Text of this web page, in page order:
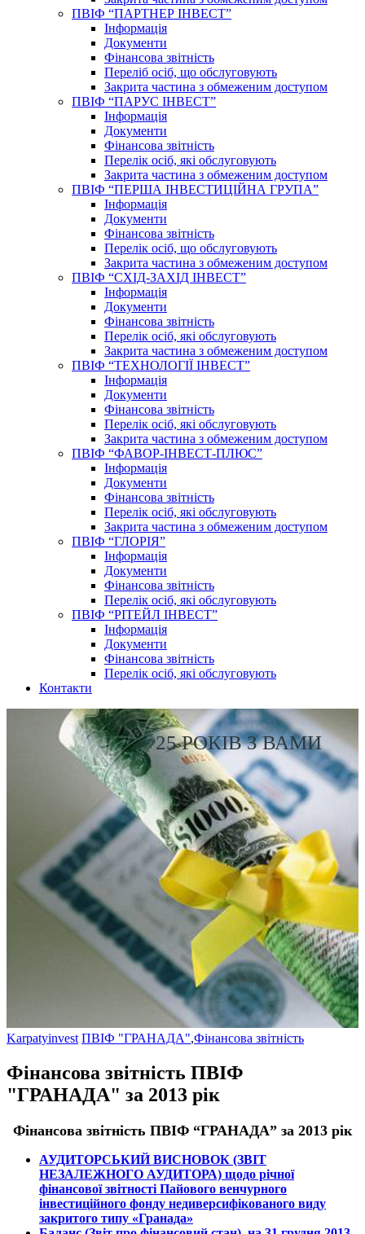
ПВІФ “ПАРТНЕР ІНВЕСТ”
Інформація
Документи
Фінансова звітність
Переліб осіб, що обслуговують
Закрита частина з обмеженим доступом
ПВІФ “ПАРУС ІНВЕСТ”
Інформація
Документи
Фінансова звітність
Перелік осіб, які обслуговують
Закрита частина з обмеженим доступом
ПВІФ “ПЕРША ІНВЕСТИЦІЙНА ГРУПА”
Інформація
Документи
Фінансова звітність
Перелік осіб, що обслуговують
Закрита частина з обмеженим доступом
ПВІФ “СХІД-ЗАХІД ІНВЕСТ”
Інформація
Документи
Фінансова звітність
Перелік осіб, які обслуговують
Закрита частина з обмеженим доступом
ПВІФ “ТЕХНОЛОГІЇ ІНВЕСТ”
Інформація
Документи
Фінансова звітність
Перелік осіб, які обслуговують
Закрита частина з обмеженим доступом
ПВІФ “ФАВОР-ІНВЕСТ-ПЛЮС”
Інформація
Документи
Фінансова звітність
Перелік осіб, які обслуговують
Закрита частина з обмеженим доступом
ПВІФ “ГЛОРІЯ”
Інформація
Документи
Фінансова звітність
Перелік осіб, які обслуговують
ПВІФ “РІТЕЙЛ ІНВЕСТ”
Інформація
Документи
Фінансова звітність
Перелік осіб, які обслуговують
Контакти
25 РОКІВ З ВАМИ
Karpatyinvest ПВІФ "ГРАНАДА",Фінансова звітність
Фінансова звітність ПВІФ
"ГРАНАДА" за 2013 рік
Фінансова звітність ПВІФ “ГРАНАДА” за 2013 рік
АУДИТОРСЬКИЙ ВИСНОВОК (ЗВІТ
НЕЗАЛЕЖНОГО АУДИТОРА) щодо річної
фінансової звітності Пайового венчурного
інвестиційного фонду недиверсифікованого виду
закритого типу «Гранада»